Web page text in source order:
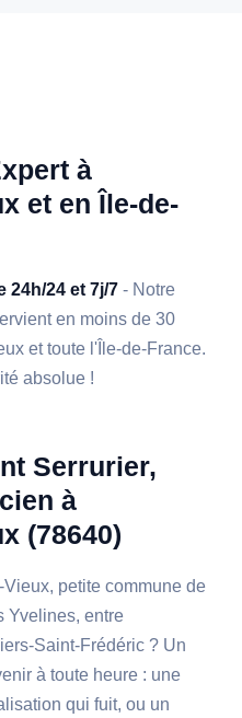
à
et en Île-de-
24h/24 et 7j/7 - Notre
en moins de 30
et toute l'Île-de-France.
absolue !
Serrurier,
à
(78640)
petite commune de
Yvelines, entre
Saint-Frédéric ? Un
à toute heure : une
qui fuit, ou un